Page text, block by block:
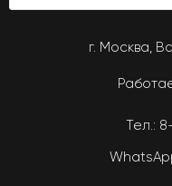
г. Москва,
Тел.: